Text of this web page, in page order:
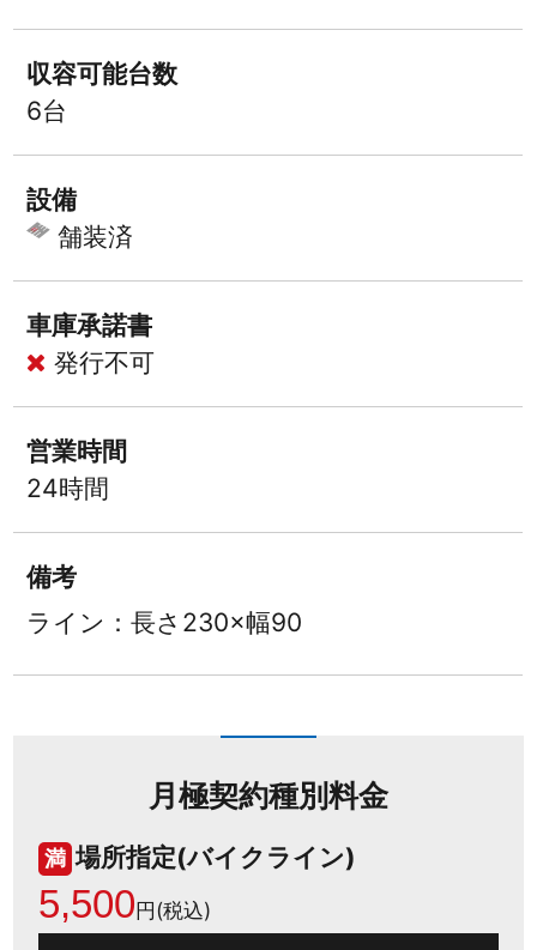
収容可能台数
6台
設備
舗装済
車庫承諾書
発行不可
営業時間
24時間
備考
ライン：長さ230×幅90
月極契約種別料金
満 場所指定(バイクライン)
5,500円(税込)